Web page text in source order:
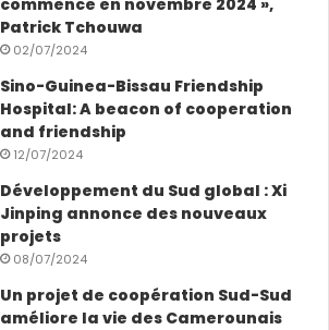
Patrick Tchouwa
02/07/2024
Sino-Guinea-Bissau Friendship
Hospital: A beacon of cooperation
and friendship
12/07/2024
Développement du Sud global : Xi
Jinping annonce des nouveaux
projets
08/07/2024
Un projet de coopération Sud-Sud
améliore la vie des Camerounais